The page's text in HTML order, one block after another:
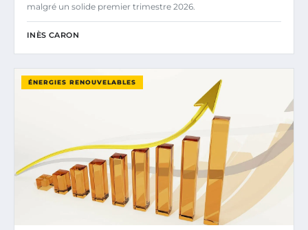
malgré un solide premier trimestre 2026.
INÈS CARON
ÉNERGIES RENOUVELABLES